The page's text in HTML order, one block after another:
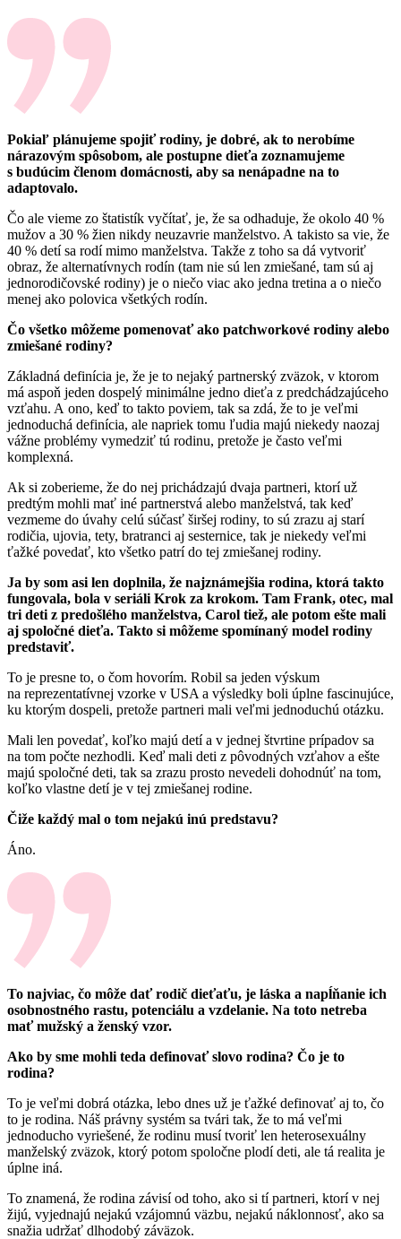
Pokiaľ plánujeme spojiť rodiny, je dobré, ak to nerobíme
nárazovým spôsobom, ale postupne dieťa zoznamujeme
s budúcim členom domácnosti, aby sa nenápadne na to
adaptovalo.
Čo ale vieme zo štatistík vyčítať, je, že sa odhaduje, že okolo 40 %
mužov a 30 % žien nikdy neuzavrie manželstvo. A takisto sa vie, že
40 % detí sa rodí mimo manželstva. Takže z toho sa dá vytvoriť
obraz, že alternatívnych rodín (tam nie sú len zmiešané, tam sú aj
jednorodičovské rodiny) je o niečo viac ako jedna tretina a o niečo
menej ako polovica všetkých rodín.
Čo všetko môžeme pomenovať ako patchworkové rodiny alebo
zmiešané rodiny?
Základná definícia je, že je to nejaký partnerský zväzok, v ktorom
má aspoň jeden dospelý minimálne jedno dieťa z predchádzajúceho
vzťahu. A ono, keď to takto poviem, tak sa zdá, že to je veľmi
jednoduchá definícia, ale napriek tomu ľudia majú niekedy naozaj
vážne problémy vymedziť tú rodinu, pretože je často veľmi
komplexná.
Ak si zoberieme, že do nej prichádzajú dvaja partneri, ktorí už
predtým mohli mať iné partnerstvá alebo manželstvá, tak keď
vezmeme do úvahy celú súčasť širšej rodiny, to sú zrazu aj starí
rodičia, ujovia, tety, bratranci aj sesternice, tak je niekedy veľmi
ťažké povedať, kto všetko patrí do tej zmiešanej rodiny.
Ja by som asi len doplnila, že najznámejšia rodina, ktorá takto
fungovala, bola v seriáli Krok za krokom. Tam Frank, otec, mal
tri deti z predošlého manželstva, Carol tiež, ale potom ešte mali
aj spoločné dieťa. Takto si môžeme spomínaný model rodiny
predstaviť.
To je presne to, o čom hovorím. Robil sa jeden výskum
na reprezentatívnej vzorke v USA a výsledky boli úplne fascinujúce,
ku ktorým dospeli, pretože partneri mali veľmi jednoduchú otázku.
Mali len povedať, koľko majú detí a v jednej štvrtine prípadov sa
na tom počte nezhodli. Keď mali deti z pôvodných vzťahov a ešte
majú spoločné deti, tak sa zrazu prosto nevedeli dohodnúť na tom,
koľko vlastne detí je v tej zmiešanej rodine.
Čiže každý mal o tom nejakú inú predstavu?
Áno.
To najviac, čo môže dať rodič dieťaťu, je láska a napĺňanie ich
osobnostného rastu, potenciálu a vzdelanie. Na toto netreba
mať mužský a ženský vzor.
Ako by sme mohli teda definovať slovo rodina? Čo je to
rodina?
To je veľmi dobrá otázka, lebo dnes už je ťažké definovať aj to, čo
to je rodina. Náš právny systém sa tvári tak, že to má veľmi
jednoducho vyriešené, že rodinu musí tvoriť len heterosexuálny
manželský zväzok, ktorý potom spoločne plodí deti, ale tá realita je
úplne iná.
To znamená, že rodina závisí od toho, ako si tí partneri, ktorí v nej
žijú, vyjednajú nejakú vzájomnú väzbu, nejakú náklonnosť, ako sa
snažia udržať dlhodobý záväzok.